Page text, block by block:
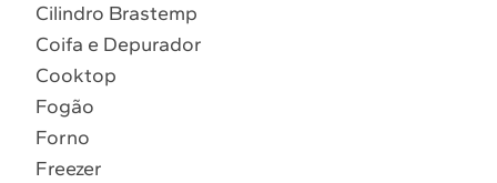
Atendimento Brastemp
6º Microondas Brastemp
7º Forno
8º Embutir
9º Lava Seca
Cilindro Brastemp
Coifa e Depurador
Cooktop
Fogão
Forno
Freezer